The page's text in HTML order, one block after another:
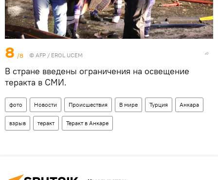
8 /8 © AFP / EROL UCEM
В стране введены ограничения на освещение
теракта в СМИ.
фото Новости Происшествия В мире Турция Анкара
взрыв теракт Теракт в Анкаре